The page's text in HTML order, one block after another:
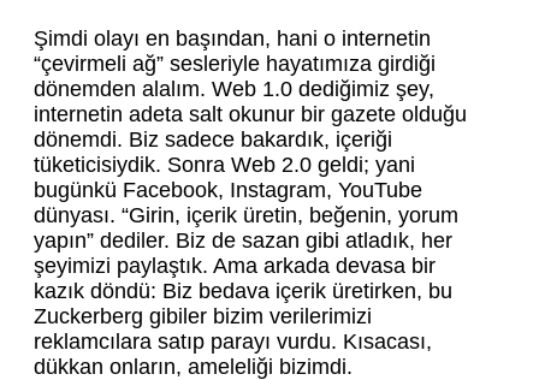
Şimdi olayı en başından, hani o internetin
“çevirmeli ağ” sesleriyle hayatımıza girdiği
dönemden alalım. Web 1.0 dediğimiz şey,
internetin adeta salt okunur bir gazete olduğu
dönemdi. Biz sadece bakardık, içeriği
tüketicisiydik. Sonra Web 2.0 geldi; yani
bugünkü Facebook, Instagram, YouTube
dünyası. “Girin, içerik üretin, beğenin, yorum
yapın” dediler. Biz de sazan gibi atladık, her
şeyimizi paylaştık. Ama arkada devasa bir
kazık döndü: Biz bedava içerik üretirken, bu
Zuckerberg gibiler bizim verilerimizi
reklamcılara satıp parayı vurdu. Kısacası,
dükkan onların, ameleliği bizimdi.